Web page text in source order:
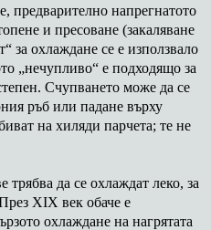
предварително напрегнатото
и пресоване (закаляване
за охлаждане се е използвало
„нечупливо“ е подходящо за
Счупването може да се
ръб или падане върху
на хиляди парчета; те не
да се охлаждат леко, за
XIX век обаче е
охлаждане на нагрятата